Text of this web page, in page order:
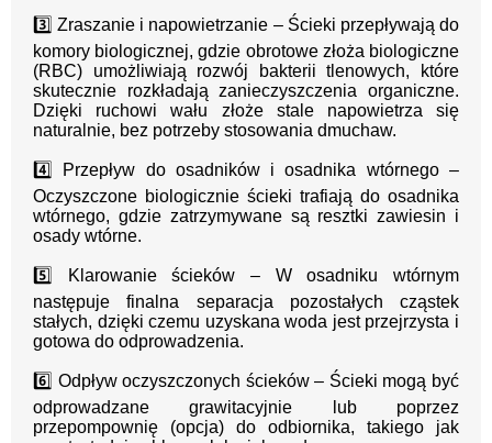
3️⃣ Zraszanie i napowietrzanie – Ścieki przepływają do
komory biologicznej, gdzie obrotowe złoża biologiczne
(RBC) umożliwiają rozwój bakterii tlenowych, które
skutecznie rozkładają zanieczyszczenia organiczne.
Dzięki ruchowi wału złoże stale napowietrza się
naturalnie, bez potrzeby stosowania dmuchaw.
4️⃣ Przepływ do osadników i osadnika wtórnego –
Oczyszczone biologicznie ścieki trafiają do osadnika
wtórnego, gdzie zatrzymywane są resztki zawiesin i
osady wtórne.
5️⃣ Klarowanie ścieków – W osadniku wtórnym
następuje finalna separacja pozostałych cząstek
stałych, dzięki czemu uzyskana woda jest przejrzysta i
gotowa do odprowadzenia.
6️⃣ Odpływ oczyszczonych ścieków – Ścieki mogą być
odprowadzane grawitacyjnie lub poprzez
przepompownię (opcja) do odbiornika, takiego jak